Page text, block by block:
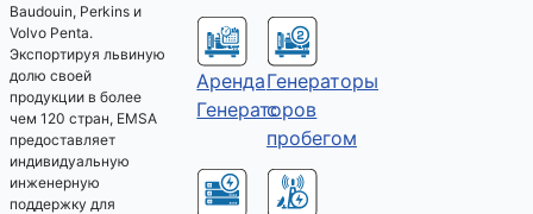
Baudouin, Perkins и
Volvo Penta.
Экспортируя львиную
долю своей
продукции в более
чем 120 стран, EMSA
предоставляет
индивидуальную
инженерную
поддержку для
Аренда
Генераторов
Генераторы
с
пробегом